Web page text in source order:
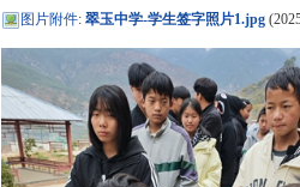
图片附件:翠玉中学-学生签字照片1.jpg